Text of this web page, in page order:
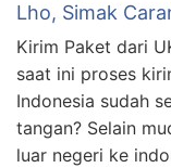
Lho, Simak
Kirim Paket dari
saat ini proses
Indonesia sudah
tangan? Selain
luar negeri ke